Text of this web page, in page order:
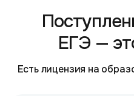
ЕГЭ —
Есть лицензия на